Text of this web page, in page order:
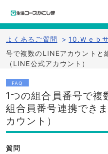
よくあるご質問 > 10.Ｗｅｂ
号で複数のLINEアカウントと
（LINE公式アカウント）
FAQ
1つの組合員番号で複
組合員番号連携でき
カウント）
質問